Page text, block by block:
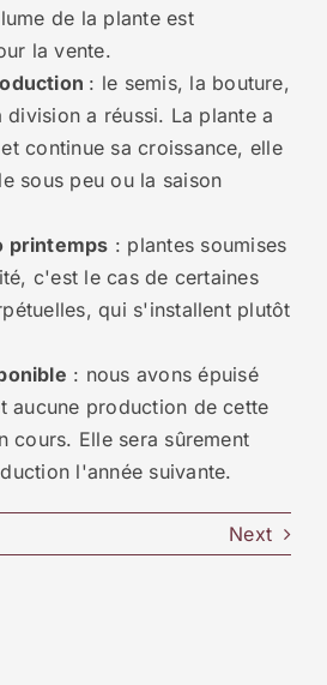
de la plante est
la vente.
: le semis, la bouture,
a réussi. La plante a
continue sa croissance, elle
sous peu ou la saison
printemps : plantes soumises
c'est le cas de certaines
qui s'installent plutôt
: nous avons épuisé
aucune production de cette
cours. Elle sera sûrement
l'année suivante.
Next